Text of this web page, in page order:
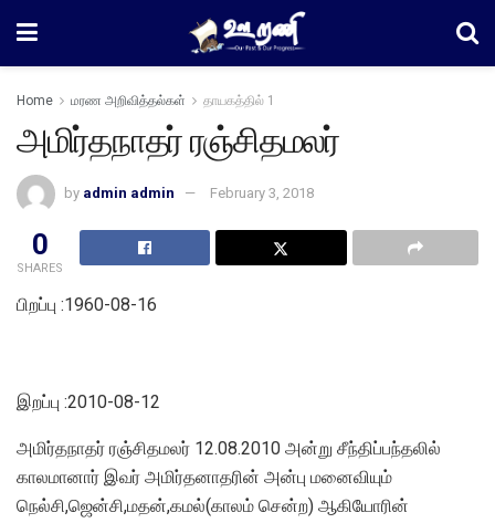
Home மரண அறிவித்தல்கள் தாயகத்தில் 1
அமிர்தநாதர் ரஞ்சிதமலர்
by admin admin February 3, 2018
0
SHARES
பிறப்பு :1960-08-16
இறப்பு :2010-08-12
அமிர்தநாதர் ரஞ்சிதமலர் 12.08.2010 அன்று சீந்திப்பந்தலில்
காலமானார் இவர் அமிர்தனாதரின் அன்பு மனைவியும்
நெல்சி,ஜென்சி,மதன்,கமல்(காலம் சென்ற) ஆகியோரின்